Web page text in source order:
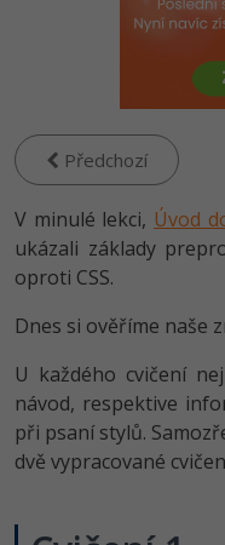
HTML5,
SQL a
Testování a
UML a
Spring
ASP.NET
Django
JavaScript
Python
HTML / CSS
MySQL/
MS-SQL
SQLite
Vývojář
Specialista
C# Game
Webdesigner
Tester
3D grafik
Projektový
Databázový
Python -80%
JavaScript -
PHP
-80%
Swift -80%
C
VB.NET
Návrh SW
Digitální
Marketing -
WordPress
-30%
UX
Business
Kryptoměny
Copywriting
-
Photoshop -
Adobe
Adobe
Adobe XD
Adobe
Adobe After
Blender -80%
Inkscape
Předchozí
V minulé lekci, Úvod
ukázali základy
oproti CSS.
Dnes si ověříme naše
U každého cvičení
návod, respektive
při psaní stylů.
dvě vypracované